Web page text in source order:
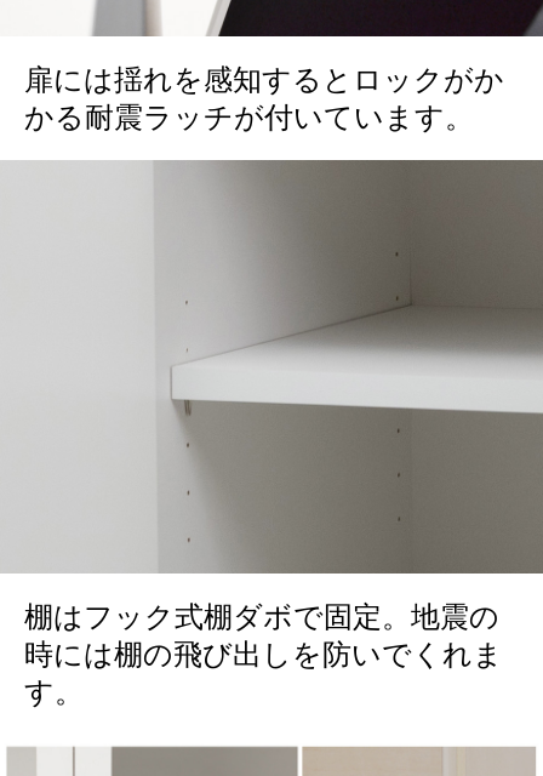
扉には揺れを感知するとロックがか
かる耐震ラッチが付いています。
棚はフック式棚ダボで固定。地震の
時には棚の飛び出しを防いでくれま
す。